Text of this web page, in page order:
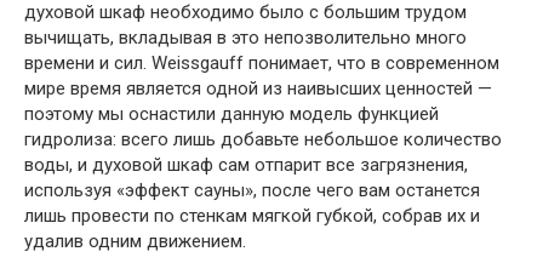
духовой шкаф необходимо было с большим трудом
вычищать, вкладывая в это непозволительно много
времени и сил. Weissgauff понимает, что в современном
мире время является одной из наивысших ценностей —
поэтому мы оснастили данную модель функцией
гидролиза: всего лишь добавьте небольшое количество
воды, и духовой шкаф сам отпарит все загрязнения,
используя «эффект сауны», после чего вам останется
лишь провести по стенкам мягкой губкой, собрав их и
удалив одним движением.